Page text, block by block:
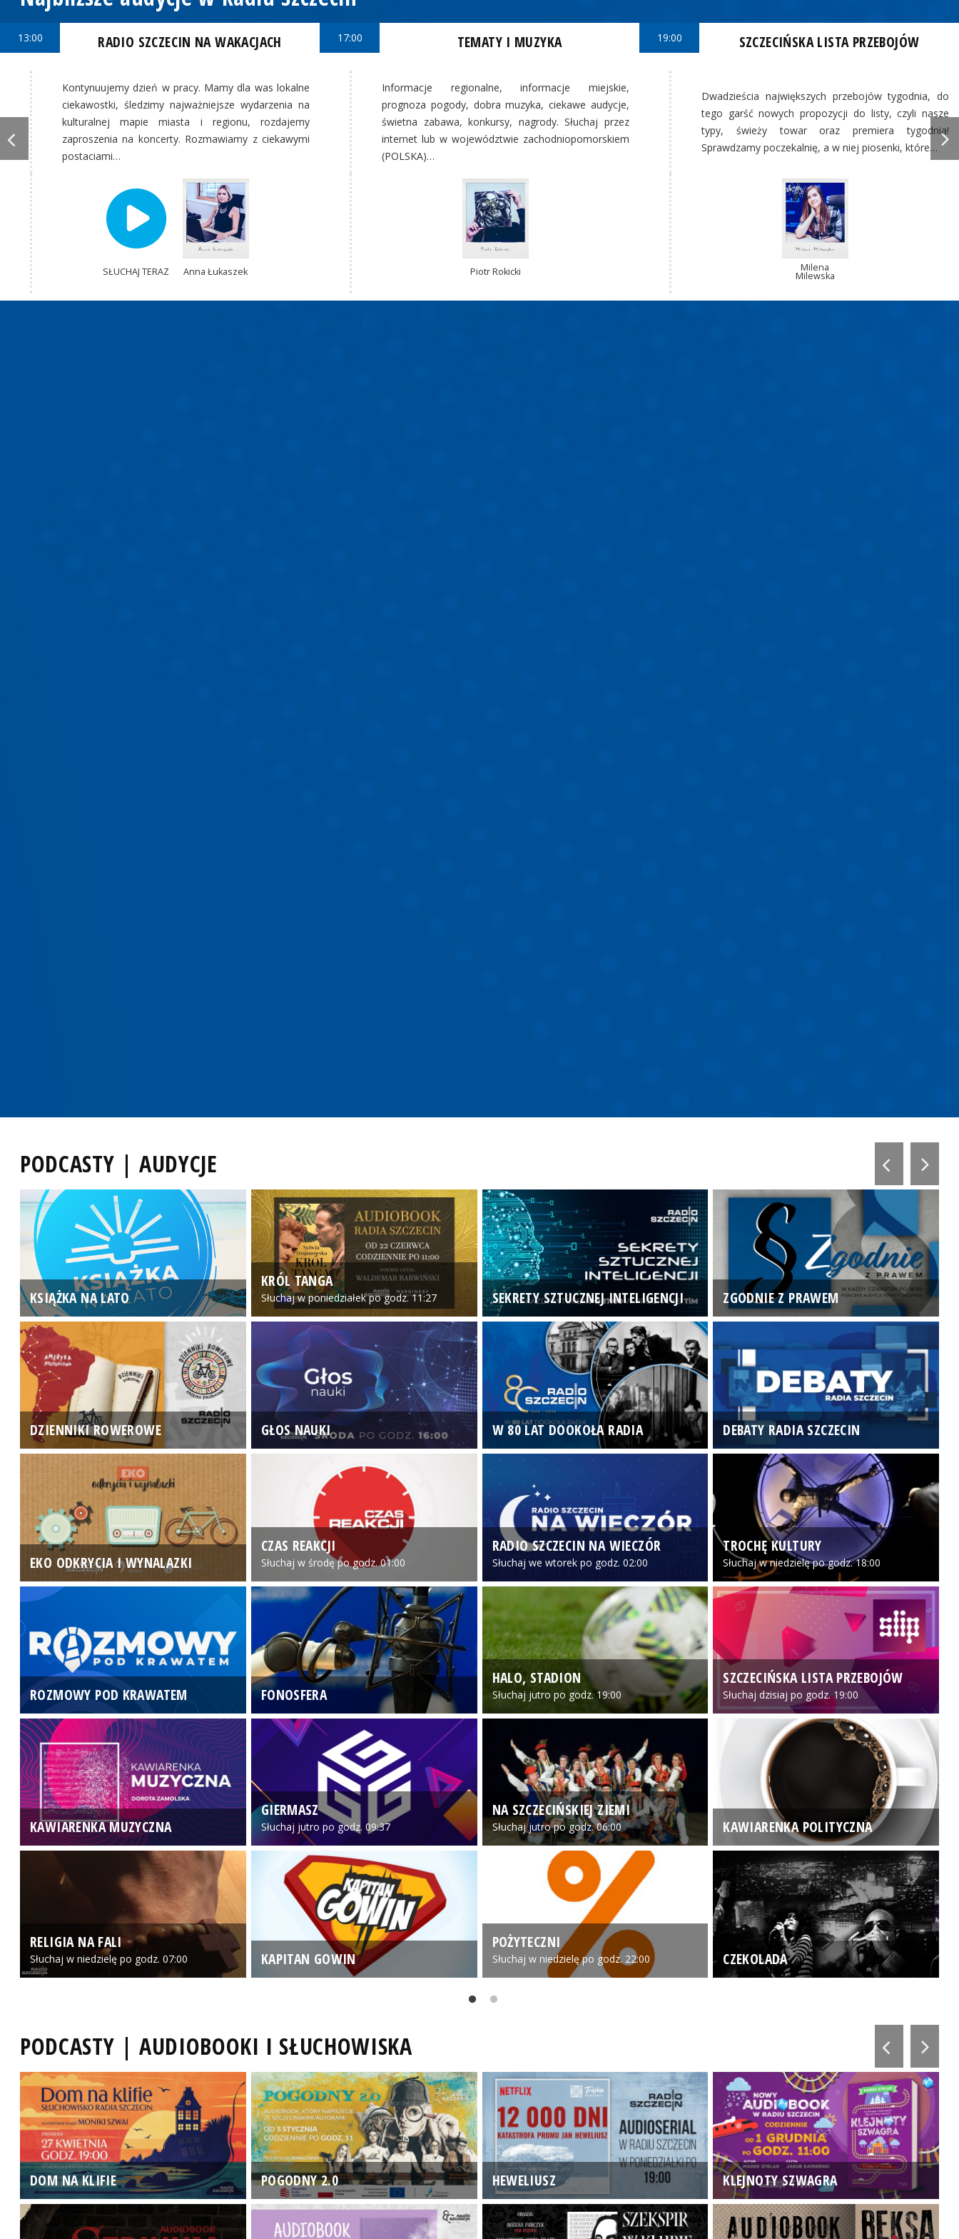
13:00 RADIO SZCZECIN NA WAKACJACH
Kontynuujemy dzień w pracy. Mamy dla was lokalne
ciekawostki, śledzimy najważniejsze wydarzenia na
kulturalnej mapie miasta i regionu, rozdajemy
zaproszenia na koncerty. Rozmawiamy z ciekawymi
postaciami…
SŁUCHAJ TERAZ Anna Łukaszek
17:00 TEMATY I MUZYKA
Informacje regionalne, informacje miejskie,
prognoza pogody, dobra muzyka, ciekawe audycje,
świetna zabawa, konkursy, nagrody. Słuchaj przez
internet lub w województwie zachodniopomorskiem
(POLSKA)…
Piotr Rokicki
19:00 SZCZECIŃSKA LISTA PRZEBOJÓW
Dwadzieścia największych przebojów tygodnia, do
tego garść nowych propozycji do listy, czyli nasze
typy, świeży towar oraz premiera tygodnia!
Sprawdzamy poczekalnię, a w niej piosenki, które…
Milena
Milewska
PODCASTY | AUDYCJE
KSIĄŻKA NA LATO
KRÓL TANGA
Słuchaj w poniedziałek po godz. 11:27 SEKRETY SZTUCZNEJ INTELIGENCJI ZGODNIE Z PRAWEM
DZIENNIKI ROWEROWE GŁOS NAUKI W 80 LAT DOOKOŁA RADIA DEBATY RADIA SZCZECIN
EKO ODKRYCIA I WYNALAZKI
CZAS REAKCJI
Słuchaj w środę po godz. 01:00
RADIO SZCZECIN NA WIECZÓR
Słuchaj we wtorek po godz. 02:00
TROCHĘ KULTURY
Słuchaj w niedzielę po godz. 18:00
ROZMOWY POD KRAWATEM FONOSFERA
HALO, STADION
Słuchaj jutro po godz. 19:00
SZCZECIŃSKA LISTA PRZEBOJÓW
Słuchaj dzisiaj po godz. 19:00
KAWIARENKA MUZYCZNA
GIERMASZ
Słuchaj jutro po godz. 09:37
NA SZCZECIŃSKIEJ ZIEMI
Słuchaj jutro po godz. 06:00 KAWIARENKA POLITYCZNA
RELIGIA NA FALI
Słuchaj w niedzielę po godz. 07:00 KAPITAN GOWIN
POŻYTECZNI
Słuchaj w niedzielę po godz. 22:00 CZEKOLADA
PODCASTY | AUDIOBOOKI I SŁUCHOWISKA
DOM NA KLIFIE POGODNY 2.0 HEWELIUSZ KLEJNOTY SZWAGRA